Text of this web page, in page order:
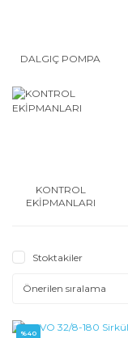
DALGIÇ POMPA
KONTROL
EKİPMANLARI
Stoktakiler
%40